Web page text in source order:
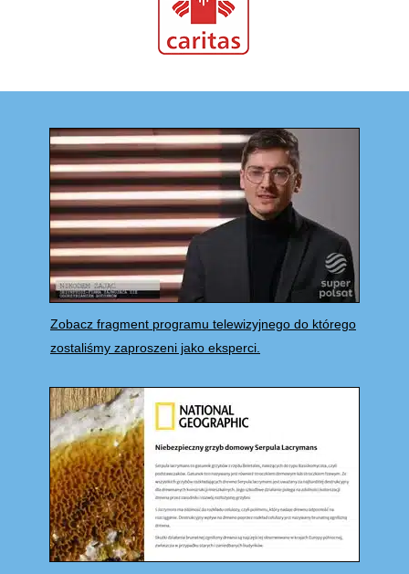
Zobacz fragment programu telewizyjnego do którego
zostaliśmy zaproszeni jako eksperci.